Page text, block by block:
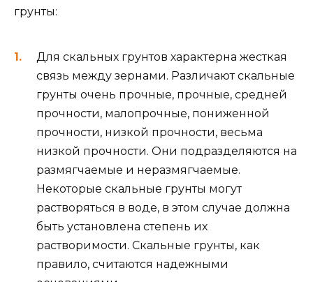
грунты:
Для скальных грунтов характерна жесткая
связь между зернами. Различают скальные
грунты очень прочные, прочные, средней
прочности, малопрочные, пониженной
прочности, низкой прочности, весьма
низкой прочности. Они подразделяются на
размягчаемые и неразмягчаемые.
Некоторые скальные грунты могут
растворяться в воде, в этом случае должна
быть установлена степень их
растворимости. Скальные грунты, как
правило, считаются надежными